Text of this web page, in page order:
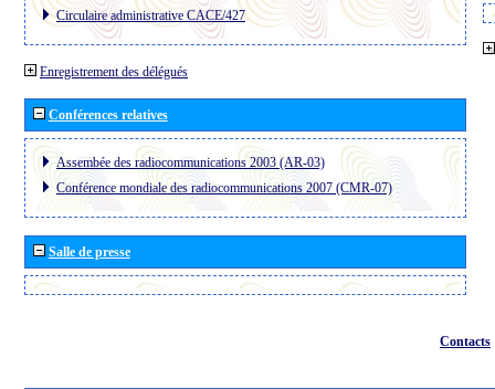
Circulaire administrative CACE/427
Enregistrement des délégués
Conférences relatives
Assembée des radiocommunications 2003 (AR-03)
Conférence mondiale des radiocommunications 2007 (CMR-07)
Salle de presse
Contacts